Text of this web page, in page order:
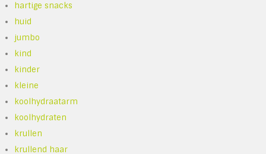
hartige snacks
huid
jumbo
kind
kinder
kleine
koolhydraatarm
koolhydraten
krullen
krullend haar